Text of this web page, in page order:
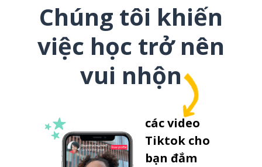
Chúng tôi khiến
việc học trở nên
vui nhộn
các video
Tiktok cho
bạn đắm